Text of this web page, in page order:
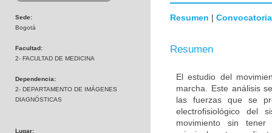
Sede:
Bogotá
Facultad:
2- FACULTAD DE MEDICINA
Dependencia:
2- DEPARTAMENTO DE IMÁGENES
DIAGNÓSTICAS
Lugar:
Resumen | Convocatoria
Resumen
El estudio del
marcha. Este análisis
las fuerzas que se
electrofisiológico del
movimiento sin